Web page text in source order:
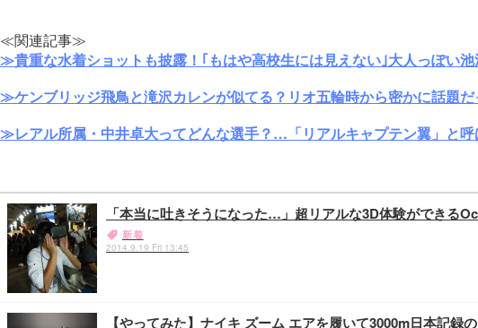
≪関連記事≫
≫貴重な水着ショットも披露！｢もはや高校生には見えない｣大人っぽい
≫ケンブリッジ飛鳥と滝沢カレンが似てる？リオ五輪時から密かに話題だ
≫レアル所属・中井卓大ってどんな選手？…「リアルキャプテン翼」と呼
「本当に吐きそうになった…」超リアルな3D体験ができる
新着
2014.9.19 Fri 13:45
【やってみた】ナイキ ズーム エアを履いて3000m日本記録